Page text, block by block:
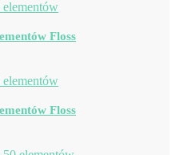
Floss
Floss